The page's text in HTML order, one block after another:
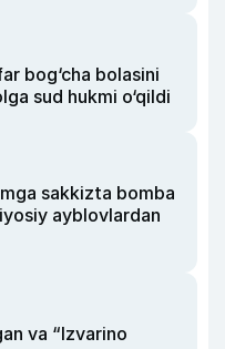
bog‘cha bolasini
sud hukmi o‘qildi
sakkizta bomba
ayblovlardan
va “Izvarino